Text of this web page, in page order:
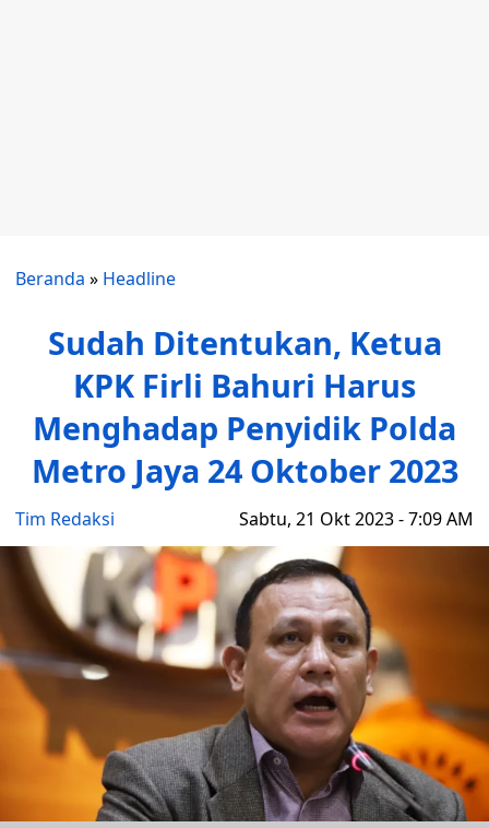
Beranda » Headline
Sudah Ditentukan, Ketua
KPK Firli Bahuri Harus
Menghadap Penyidik Polda
Metro Jaya 24 Oktober 2023
Tim Redaksi Sabtu, 21 Okt 2023 - 7:09 AM